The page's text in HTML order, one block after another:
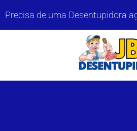
Precisa de uma Desentupidora